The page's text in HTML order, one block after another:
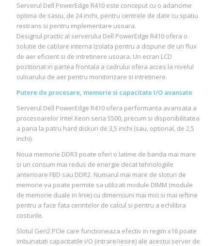
Serverul Dell PowerEdge R410 este conceput cu o adancime
optima de sasiu, de 24 inchi, pentru centrele de date cu spatiu
restrans si pentru implementare usoara.
Designul practic al serverului Dell PowerEdge R410 ofera o
solutie de cablare interna izolata pentru a dispune de un flux
de aer eficient si de intretinere usoara. Un ecran LCD
pozitionat in partea frontala a cadrului ofera acces la nivelul
culoarului de aer pentru monitorizare si intretinere.
Putere de procesare, memorie si capacitate I/O avansate
Serverul Dell PowerEdge R410 ofera performanta avansata a
procesoarelor Intel Xeon seria 5500, precum si disponibilitatea
a pana la patru hard diskuri de 3,5 inchi (sau, optional, de 2,5
inchi).
Noua memorie DDR3 poate oferi o latime de banda mai mare
si un consum mai redus de energie decat tehnologiile
anterioare FBD sau DDR2. Numarul mai mare de sloturi de
memorie va poate permite sa utilizati module DIMM (module
de memorie duale in linie) cu dimensiuni mai mici si mai ieftine
pentru a face fata cerintelor de calcul si pentru a echilibra
costurile.
Slotul Gen2 PCIe care functioneaza efectiv in regim x16 poate
imbunatati capacitatile I/O (intrare/iesire) ale acestui server de